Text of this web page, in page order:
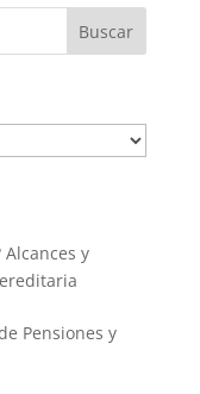
y
Pensiones y